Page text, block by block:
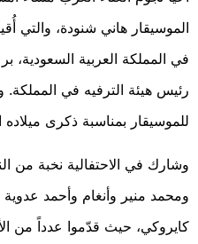
الموسيقار هاني شنودة، والتي
في المملكة العربية السعودية،
رئيس هيئة الترفيه في المملكة.
للموسيقار بمناسبة ذكرى ميلاده
وشارك في الاحتفالية نخبة من
ومحمد منير وأنغام وأحمد
كايروكي، حيث قدّموا عدداً من